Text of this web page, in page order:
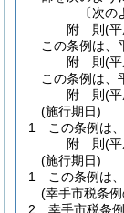
〔次
附 則(
この条例は、
附 則(
この条例は、
附 則(
(施行期日)
1
この条例は
附 則(
(施行期日)
1
この条例は
(幸手市税条
2
幸手市税条例